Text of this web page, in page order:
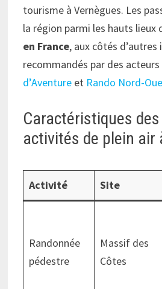
tourisme à Vernègues. Les
la région parmi les hauts lieux
en France, aux côtés d’autres
recommandés par des
d’Aventure et Rando Nord-
Caractéristiques
activités de plein air
Activité Site
Randonnée
pédestre
Massif des
Côtes